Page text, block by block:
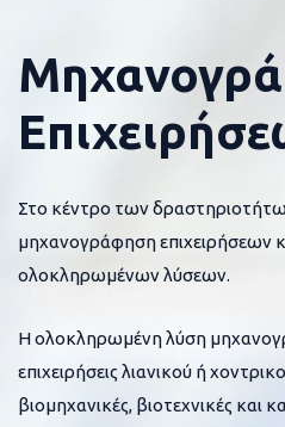
Στο κέντρο των
μηχανογράφηση επιχειρήσεων
ολοκληρωμένων λύσεων.
Η ολοκληρωμένη λύση
επιχειρήσεις λιανικού ή
βιομηχανικές, βιοτεχνικές και